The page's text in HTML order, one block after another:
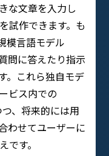
な文章を入力し
試作できます。も
模言語モデル
問に答えたり指示
。これら独自モデ
ビス内での
、将来的には用
わせてユーザーに
です。